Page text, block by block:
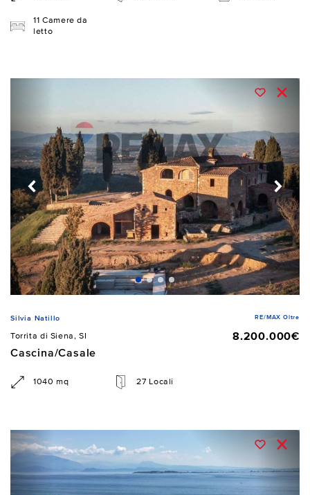
11 Camere da
letto
Silvia Natillo RE/MAX Oltre
Torrita di Siena, SI
8.200.000€
Cascina/Casale
1040 mq 27 Locali